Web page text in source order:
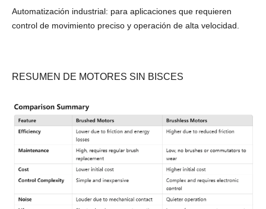
Automatización industrial: para aplicaciones que requieren
control de movimiento preciso y operación de alta velocidad.
RESUMEN DE MOTORES SIN BISCES